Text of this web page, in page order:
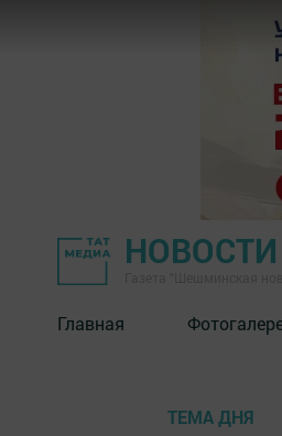
Главная
ТЕМА ДНЯ